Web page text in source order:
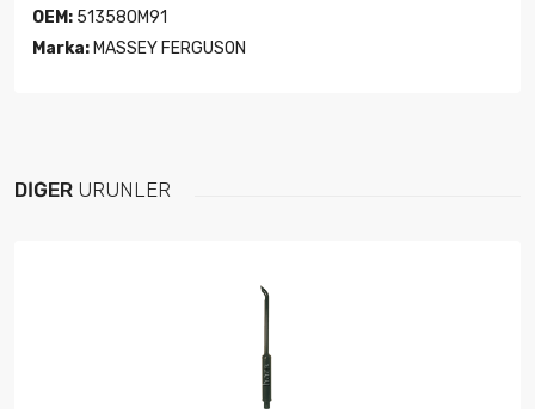
OEM: 513580M91
Marka: MASSEY FERGUSON
DIĞER ÜRÜNLER